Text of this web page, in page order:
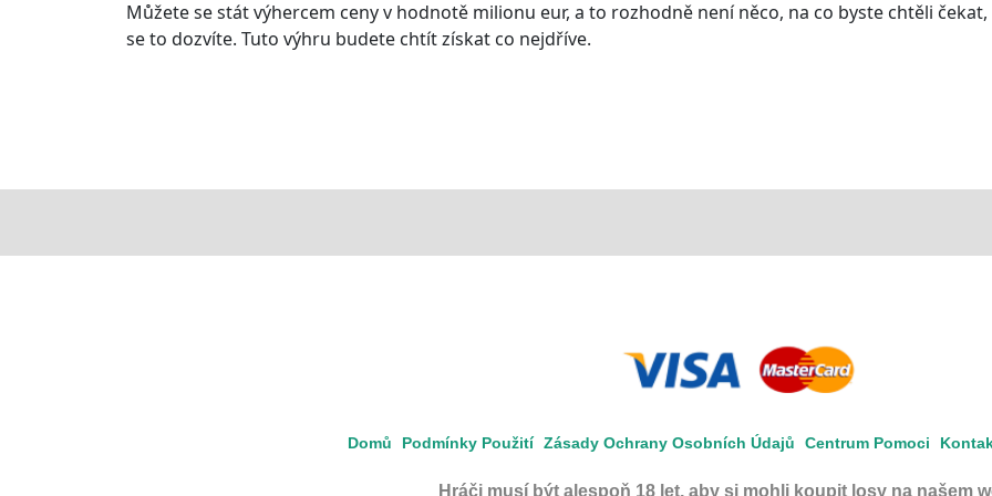
Můžete se stát výhercem ceny v hodnotě milionu eur, a to rozhodně není něco, na co byste chtěli čekat,
se to dozvíte. Tuto výhru budete chtít získat co nejdříve.
Domů Podmínky Použití Zásady Ochrany Osobních Údajů Centrum Pomoci
Hráči musí být alespoň 18 let, aby si mohli koupit losy na našem